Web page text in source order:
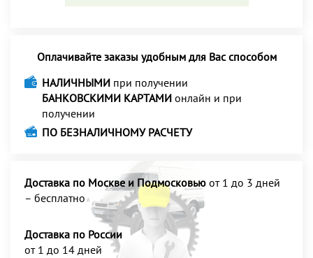
Оплачивайте заказы удобным для Вас способом
НАЛИЧНЫМИ при получении
БАНКОВСКИМИ КАРТАМИ онлайн и при
получении
ПО БЕЗНАЛИЧНОМУ РАСЧЕТУ
Доставка по Москве и Подмосковью от 1 до 3 дней
– бесплатно
Доставка по России
от 1 до 14 дней